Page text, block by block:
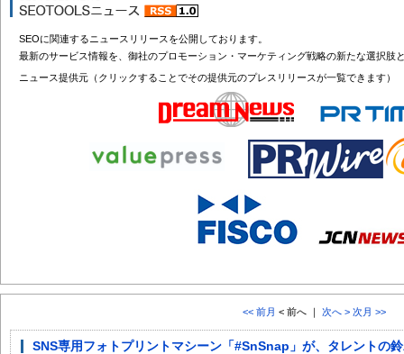
SEOに関連するニュースリリースを公開しております。
最新のサービス情報を、御社のプロモーション・マーケティング戦略の新たな選択肢
ニュース提供元（クリックすることでその提供元のプレスリリースが一覧できます）
<< 前月 < 前へ ｜ 次へ > 次月 >>
SNS専用フォトプリントマシーン「#SnSnap」が、タレントの